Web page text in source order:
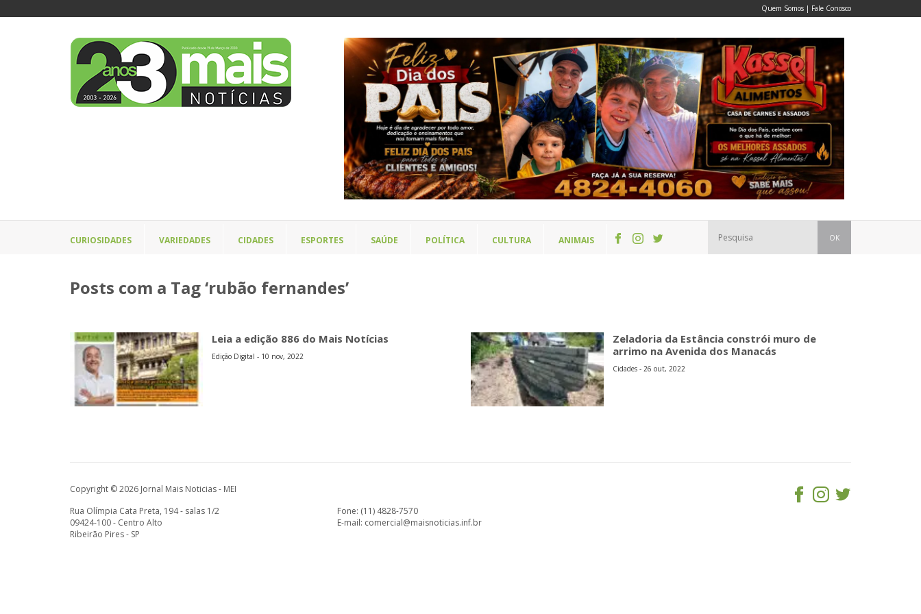
Quem Somos | Fale Conosco
CURIOSIDADES VARIEDADES CIDADES ESPORTES SAÚDE POLÍTICA CULTURA ANIMAIS OK
Posts com a Tag ‘rubão fernandes’
Leia a edição 886 do Mais Notícias
Edição Digital - 10 nov, 2022
Zeladoria da Estância constrói muro de
arrimo na Avenida dos Manacás
Cidades - 26 out, 2022
Copyright © 2026 Jornal Mais Noticias - MEI
Rua Olímpia Cata Preta, 194 - salas 1/2
09424-100 - Centro Alto
Ribeirão Pires - SP
Fone: (11) 4828-7570
E-mail: comercial@maisnoticias.inf.br